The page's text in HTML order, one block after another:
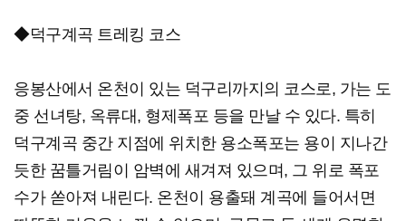
◆덕구계곡 트레킹 코스
응봉산에서 온천이 있는 덕구리까지의 코스로, 가는 도
중 선녀탕, 옥류대, 형제폭포 등을 만날 수 있다. 특히
덕구계곡 중간 지점에 위치한 용소폭포는 용이 지나간
듯한 꿈틀거림이 암벽에 새겨져 있으며, 그 위로 폭포
수가 쏟아져 내린다. 온천이 용출돼 계곡에 들어서면